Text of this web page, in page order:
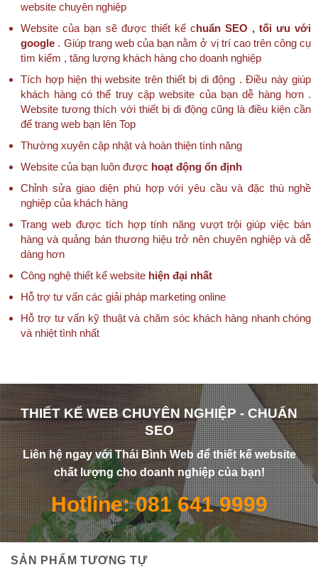
website chuyên nghiệp
Website của bạn sẽ được thiết kế chuẩn SEO , tối ưu với
google . Giúp trang web của bạn nằm ở vị trí cao trên công cụ
tìm kiếm , tăng lượng khách hàng cho doanh nghiệp
Tích hợp hiện thị website trên thiết bị di động . Điều này giúp
khách hàng có thể truy cập website của bạn dễ hàng hơn .
Website tương thích với thiết bị di động cũng là điều kiện cần
để trang web bạn lên Top
Thường xuyên cập nhật và hoàn thiện tính năng
Website của bạn luôn được hoạt động ổn định
Chỉnh sửa giao diện phù hợp với yêu cầu và đặc thù nghề
nghiệp của khách hàng
Trang web được tích hợp tính năng vượt trội giúp việc bán
hàng và quảng bán thương hiệu trở nên chuyên nghiệp và dễ
dàng hơn
Công nghệ thiết kế website hiện đại nhất
Hỗ trợ tư vấn các giải pháp marketing online
Hỗ trợ tư vấn kỹ thuật và chăm sóc khách hàng nhanh chóng
và nhiệt tình nhất
THIẾT KẾ WEB CHUYÊN NGHIỆP - CHUẨN
SEO
Liên hệ ngay với Thái Bình Web để thiết kế website
chất lượng cho doanh nghiệp của bạn!
Hotline: 081 641 9999
SẢN PHẨM TƯƠNG TỰ